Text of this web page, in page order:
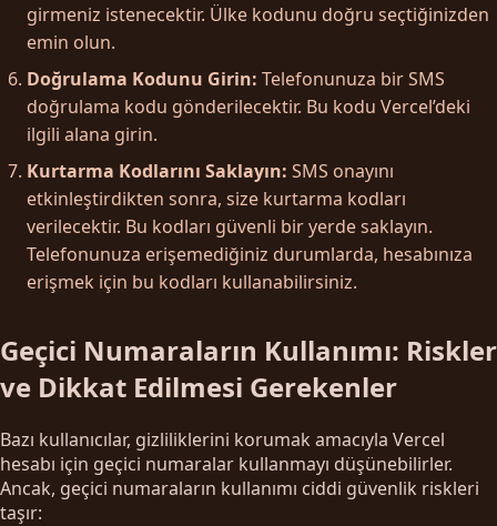
girmeniz istenecektir. Ülke kodunu doğru seçtiğinizden
emin olun.
Doğrulama Kodunu Girin: Telefonunuza bir SMS
doğrulama kodu gönderilecektir. Bu kodu Vercel’deki
ilgili alana girin.
Kurtarma Kodlarını Saklayın: SMS onayını
etkinleştirdikten sonra, size kurtarma kodları
verilecektir. Bu kodları güvenli bir yerde saklayın.
Telefonunuza erişemediğiniz durumlarda, hesabınıza
erişmek için bu kodları kullanabilirsiniz.
Geçici Numaraların Kullanımı: Riskler
ve Dikkat Edilmesi Gerekenler
Bazı kullanıcılar, gizliliklerini korumak amacıyla Vercel
hesabı için geçici numaralar kullanmayı düşünebilirler.
Ancak, geçici numaraların kullanımı ciddi güvenlik riskleri
taşır: